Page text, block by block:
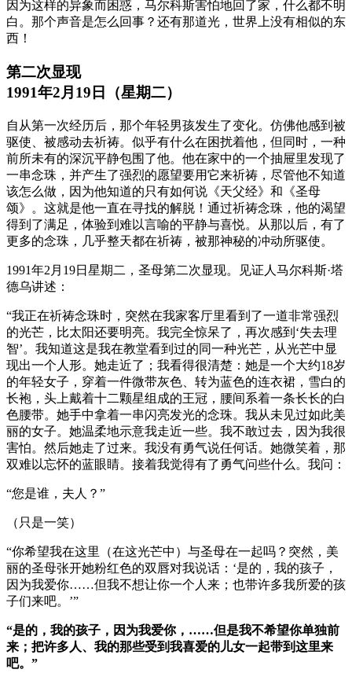
因为这样的异象而困惑，马尔科斯害怕地回了家，什么都不明
白。那个声音是怎么回事？还有那道光，世界上没有相似的东
西！
第二次显现
1991年2月19日（星期二）
自从第一次经历后，那个年轻男孩发生了变化。仿佛他感到被
驱使、被感动去祈祷。似乎有什么在困扰着他，但同时，一种
前所未有的深沉平静包围了他。他在家中的一个抽屉里发现了
一串念珠，并产生了强烈的愿望要用它来祈祷，尽管他不知道
该怎么做，因为他知道的只有如何说《天父经》和《圣母
颂》。这就是他一直在寻找的解脱！通过祈祷念珠，他的渴望
得到了满足，体验到难以言喻的平静与喜悦。从那以后，有了
更多的念珠，几乎整天都在祈祷，被那神秘的冲动所驱使。
1991年2月19日星期二，圣母第二次显现。见证人马尔科斯·塔
德乌讲述：
“我正在祈祷念珠时，突然在我家客厅里看到了一道非常强烈
的光芒，比太阳还要明亮。我完全惊呆了，再次感到‘失去理
智’。我知道这是我在教堂看到过的同一种光芒，从光芒中显
现出一个人形。她走近了；我看得很清楚：她是一个大约18岁
的年轻女子，穿着一件微带灰色、转为蓝色的连衣裙，雪白的
长袍，头上戴着十二颗星组成的王冠，腰间系着一条长长的白
色腰带。她手中拿着一串闪亮发光的念珠。我从未见过如此美
丽的女子。她温柔地示意我走近一些。我不敢过去，因为我很
害怕。然后她走了过来。我没有勇气说任何话。她微笑着，那
双难以忘怀的蓝眼睛。接着我觉得有了勇气问些什么。我问：
“您是谁，夫人？”
（只是一笑）
“你希望我在这里（在这光芒中）与圣母在一起吗？突然，美
丽的圣母张开她粉红色的双唇对我说话：‘是的，我的孩子，
因为我爱你……但我不想让你一个人来；也带许多我所爱的孩
子们来吧。’”
“是的，我的孩子，因为我爱你，……但是我不希望你单独前
来；把许多人、我的那些受到我喜爱的儿女一起带到这里来
吧。”